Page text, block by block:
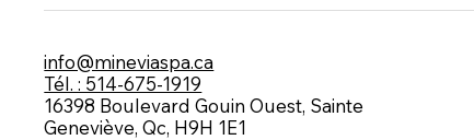
info@mineviaspa.ca
Tél. : 514-675-1919
16398 Boulevard Gouin Ouest, Sainte
Geneviève, Qc, H9H 1E1